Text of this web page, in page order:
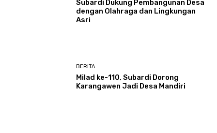
Subardi Dukung Pembangunan Desa
dengan Olahraga dan Lingkungan
Asri
BERITA
Milad ke-110, Subardi Dorong
Karangawen Jadi Desa Mandiri